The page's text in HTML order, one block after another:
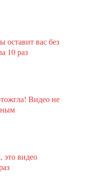
оставит вас без
10 раз
Видео не
это видео